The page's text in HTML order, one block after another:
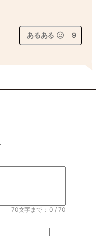
あるある 9
70文字まで：0 / 70